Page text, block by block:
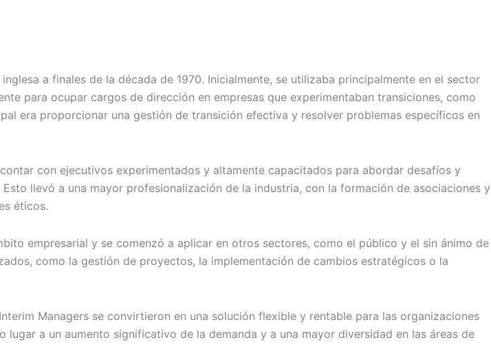
a finales de la década de 1970. Inicialmente, se utilizaba principalmente en el sector
para ocupar cargos de dirección en empresas que experimentaban transiciones, como
era proporcionar una gestión de transición efectiva y resolver problemas específicos en
con ejecutivos experimentados y altamente capacitados para abordar desafíos y
llevó a una mayor profesionalización de la industria, con la formación de asociaciones y
éticos.
empresarial y se comenzó a aplicar en otros sectores, como el público y el sin ánimo de
como la gestión de proyectos, la implementación de cambios estratégicos o la
Managers se convirtieron en una solución flexible y rentable para las organizaciones
a un aumento significativo de la demanda y a una mayor diversidad en las áreas de